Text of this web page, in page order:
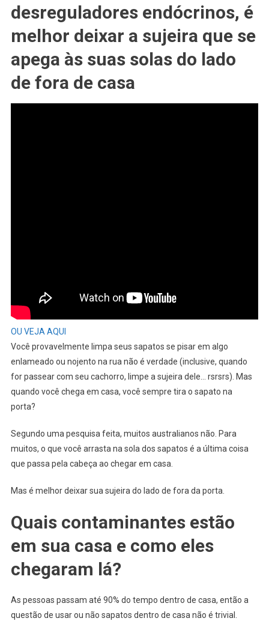
Que
Veio
Da
Dentro
É
desreguladores endócrinos, é
melhor deixar a sujeira que se
apega às suas solas do lado
de fora de casa
OU VEJA AQUI
Você provavelmente limpa seus sapatos se pisar em algo
enlameado ou nojento na rua não é verdade (inclusive, quando
for passear com seu cachorro, limpe a sujeira dele… rsrsrs). Mas
quando você chega em casa, você sempre tira o sapato na
porta?
Segundo uma pesquisa feita, muitos australianos não. Para
muitos, o que você arrasta na sola dos sapatos é a última coisa
que passa pela cabeça ao chegar em casa.
Mas é melhor deixar sua sujeira do lado de fora da porta.
Quais contaminantes estão
em sua casa e como eles
chegaram lá?
As pessoas passam até 90% do tempo dentro de casa, então a
questão de usar ou não sapatos dentro de casa não é trivial.